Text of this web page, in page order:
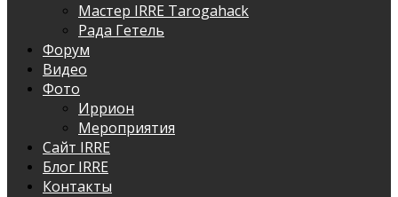
Мастер IRRE Tarogahack
Рада Гетель
Форум
Видео
Фото
Иррион
Мероприятия
Сайт IRRE
Блог IRRE
Контакты